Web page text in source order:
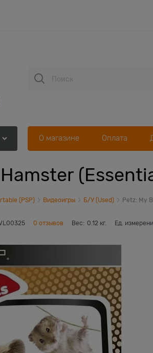
О магазине Оплата
(PSP) Видеоигры Б/У (Used) Petz: My
0 отзывов Вес: 0.12кг. Ед.